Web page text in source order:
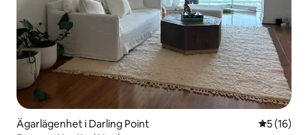
Ägarlägenhet i Darling Point 5 av 5 i
5 (16)